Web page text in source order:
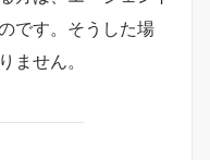
です。そうした場
ません。